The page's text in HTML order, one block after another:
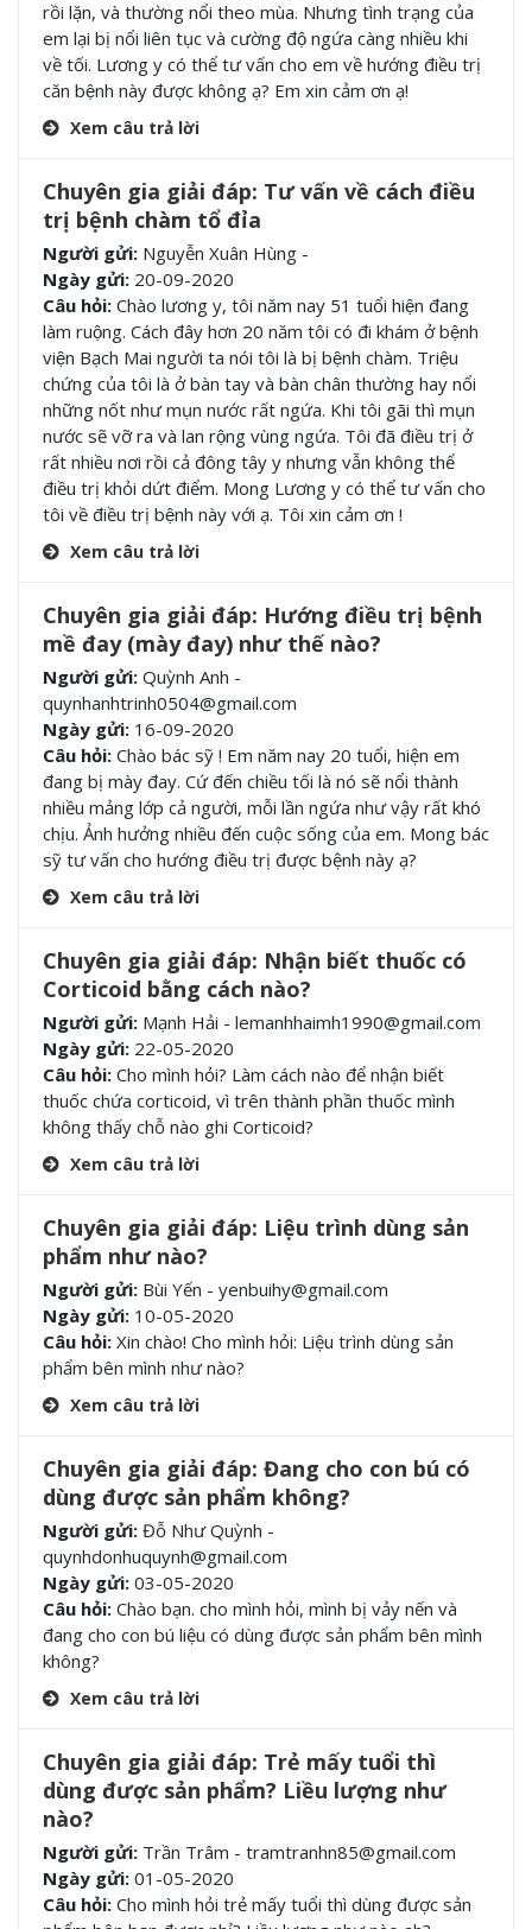
rồi lặn, và thường nổi theo mùa. Nhưng tình trạng của
em lại bị nổi liên tục và cường độ ngứa càng nhiều khi
về tối. Lương y có thể tư vấn cho em về hướng điều trị
căn bệnh này được không ạ? Em xin cảm ơn ạ!
Xem câu trả lời
Chuyên gia giải đáp: Tư vấn về cách điều
trị bệnh chàm tổ đỉa
Người gửi: Nguyễn Xuân Hùng -
Ngày gửi: 20-09-2020
Câu hỏi: Chào lương y, tôi năm nay 51 tuổi hiện đang
làm ruộng. Cách đây hơn 20 năm tôi có đi khám ở bệnh
viện Bạch Mai người ta nói tôi là bị bệnh chàm. Triệu
chứng của tôi là ở bàn tay và bàn chân thường hay nổi
những nốt như mụn nước rất ngứa. Khi tôi gãi thì mụn
nước sẽ vỡ ra và lan rộng vùng ngứa. Tôi đã điều trị ở
rất nhiều nơi rồi cả đông tây y nhưng vẫn không thể
điều trị khỏi dứt điểm. Mong Lương y có thể tư vấn cho
tôi về điều trị bệnh này với ạ. Tôi xin cảm ơn !
Xem câu trả lời
Chuyên gia giải đáp: Hướng điều trị bệnh
mề đay (mày đay) như thế nào?
Người gửi: Quỳnh Anh -
quynhanhtrinh0504@gmail.com
Ngày gửi: 16-09-2020
Câu hỏi: Chào bác sỹ ! Em năm nay 20 tuổi, hiện em
đang bị mày đay. Cứ đến chiều tối là nó sẽ nổi thành
nhiều mảng lớp cả người, mỗi lần ngứa như vậy rất khó
chịu. Ảnh hưởng nhiều đến cuộc sống của em. Mong bác
sỹ tư vấn cho hướng điều trị được bệnh này ạ?
Xem câu trả lời
Chuyên gia giải đáp: Nhận biết thuốc có
Corticoid bằng cách nào?
Người gửi: Mạnh Hải - lemanhhaimh1990@gmail.com
Ngày gửi: 22-05-2020
Câu hỏi: Cho mình hỏi? Làm cách nào để nhận biết
thuốc chứa corticoid, vì trên thành phần thuốc mình
không thấy chỗ nào ghi Corticoid?
Xem câu trả lời
Chuyên gia giải đáp: Liệu trình dùng sản
phẩm như nào?
Người gửi: Bùi Yến - yenbuihy@gmail.com
Ngày gửi: 10-05-2020
Câu hỏi: Xin chào! Cho mình hỏi: Liệu trình dùng sản
phẩm bên mình như nào?
Xem câu trả lời
Chuyên gia giải đáp: Đang cho con bú có
dùng được sản phẩm không?
Người gửi: Đỗ Như Quỳnh -
quynhdonhuquynh@gmail.com
Ngày gửi: 03-05-2020
Câu hỏi: Chào bạn. cho mình hỏi, mình bị vảy nến và
đang cho con bú liệu có dùng được sản phẩm bên mình
không?
Xem câu trả lời
Chuyên gia giải đáp: Trẻ mấy tuổi thì
dùng được sản phẩm? Liều lượng như
nào?
Người gửi: Trần Trâm - tramtranhn85@gmail.com
Ngày gửi: 01-05-2020
Câu hỏi: Cho mình hỏi trẻ mấy tuổi thì dùng được sản